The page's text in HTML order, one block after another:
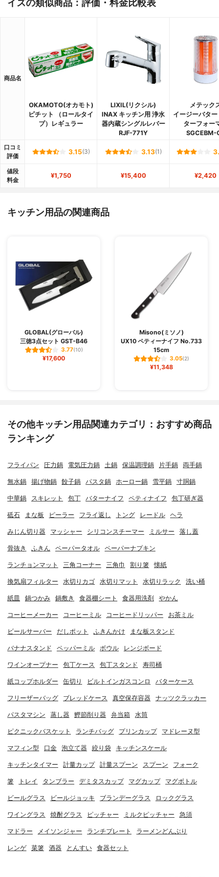
商品名
OKAMOTO(オカモト)
ピチット （ロールタイ
プ）レギュラー
LIXIL(リクシル)
INAX キッチン用 浄水
器内蔵シングルレバー
RJF-771Y
メテック
イージーバター
ターフォー
SGCEBM-
口コミ
評価
3.15(3) 3.13(1)
値段
料金
¥1,750 ¥15,400 ¥2,420
キッチン用品の関連商品
GLOBAL(グローバル)
三徳3点セット GST-B46
3.77(10)
¥17,600
Misono(ミソノ)
UX10 ペティーナイフ No.733
15cm
3.05(2)
¥11,348
その他キッチン用品関連カテゴリ：おすすめ商品
ランキング
フライパン 圧力鍋 電気圧力鍋 土鍋 保温調理鍋 片手鍋 両手鍋
無水鍋 揚げ物鍋 餃子鍋 パスタ鍋 ホーロー鍋 雪平鍋 寸胴鍋
中華鍋 スキレット 包丁 バターナイフ ペティナイフ 包丁研ぎ器
砥石 まな板 ピーラー フライ返し トング レードル ヘラ
みじん切り器 マッシャー シリコンスチーマー ミルサー 落し蓋
骨抜き ふきん ペーパータオル ペーパーナプキン
ランチョンマット 三角コーナー 三角巾 割り箸 懐紙
換気扇フィルター 水切りカゴ 水切りマット 水切りラック 洗い桶
紙皿 鍋つかみ 鍋敷き 食器棚シート 食器用洗剤 やかん
コーヒーメーカー コーヒーミル コーヒードリッパー お茶ミル
ビールサーバー だしポット ふきんかけ まな板スタンド
バナナスタンド ペッパーミル ボウル レンジボード
ワインオープナー 包丁ケース 包丁スタンド 寿司桶
紙コップホルダー 缶切り ビルトインガスコンロ バターケース
フリーザーバッグ ブレッドケース 真空保存容器 ナッツクラッカー
パスタマシン 蒸し器 鰹節削り器 弁当箱 水筒
ピクニックバスケット ランチバッグ プリンカップ マドレーヌ型
マフィン型 口金 泡立て器 絞り袋 キッチンスケール
キッチンタイマー 計量カップ 計量スプーン スプーン フォーク
箸 トレイ タンブラー デミタスカップ マグカップ マグボトル
ビールグラス ビールジョッキ ブランデーグラス ロックグラス
ワイングラス 焼酎グラス ピッチャー ミルクピッチャー 急須
マドラー メイソンジャー ランチプレート ラーメンどんぶり
レンゲ 菜箸 酒器 とんすい 食器セット